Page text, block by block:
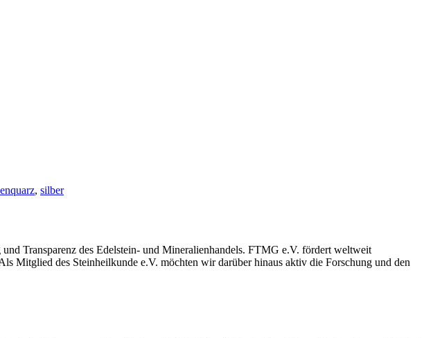
, silber
Transparenz des Edelstein- und Mineralienhandels. FTMG e.V. fördert weltweit
Mitglied des Steinheilkunde e.V. möchten wir darüber hinaus aktiv die Forschung und den